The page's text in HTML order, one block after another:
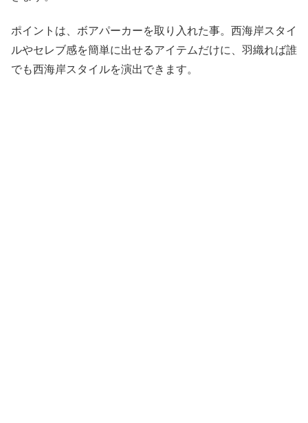
ポイントは、ボアパーカーを取り入れた事。西海岸スタイ
ルやセレブ感を簡単に出せるアイテムだけに、羽織れば誰
でも西海岸スタイルを演出できます。